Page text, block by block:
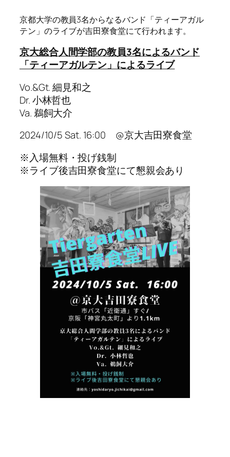
京都大学の教員3名からなるバンド「ティーアガル
テン」のライブが吉田寮食堂にて行われます。
京大総合人間学部の教員3名によるバンド
「ティーアガルテン」によるライブ
Vo.&Gt. 細見和之
Dr. 小林哲也
Va. 鵜飼大介
2024/10/5 Sat. 16:00 @京大吉田寮食堂
※入場無料・投げ銭制
※ライブ後吉田寮食堂にて懇親会あり